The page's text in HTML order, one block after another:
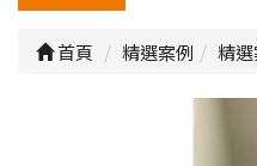
首頁 精選案例 精